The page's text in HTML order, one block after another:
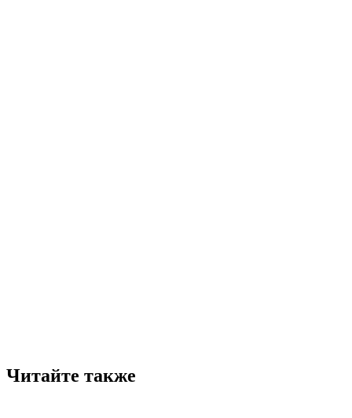
Читайте также